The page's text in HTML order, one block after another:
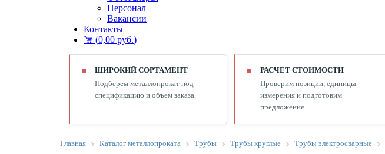
Персонал
Вакансии
Контакты
(0,00 руб.)
ШИРОКИЙ СОРТАМЕНТ
Подберем металлопрокат под
спецификацию и объем заказа.
РАСЧЕТ СТОИМОСТИ
Проверим позиции, единицы
измерения и подготовим
предложение.
Главная Каталог металлопроката Трубы Трубы круглые Трубы электросварные